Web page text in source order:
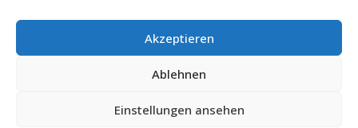
Akzeptieren
Ablehnen
Einstellungen ansehen
Datenschutzerklärung